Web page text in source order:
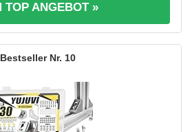
TOP ANGEBOT »
10